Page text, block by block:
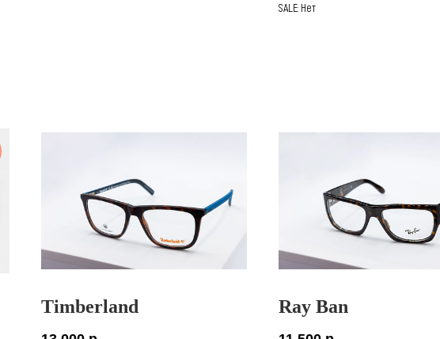
SALE: Нет
Timberland Ray Ban